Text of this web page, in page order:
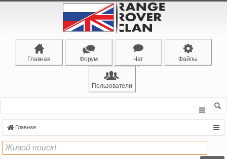
Главная Форум Чат Файлы
Пользователи
Главная